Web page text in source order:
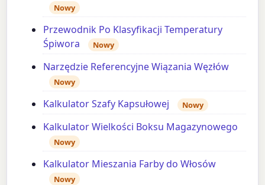
Nowy
Przewodnik Po Klasyfikacji Temperatury
Śpiwora
Nowy
Narzędzie Referencyjne Wiązania Węzłów
Nowy
Kalkulator Szafy Kapsułowej Nowy
Kalkulator Wielkości Boksu Magazynowego
Nowy
Kalkulator Mieszania Farby do Włosów
Nowy